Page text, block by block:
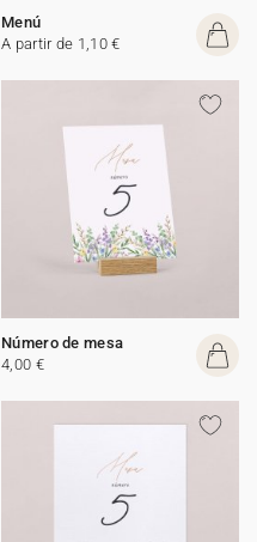
Menú
A partir de 1,10 €
Número de mesa
4,00 €